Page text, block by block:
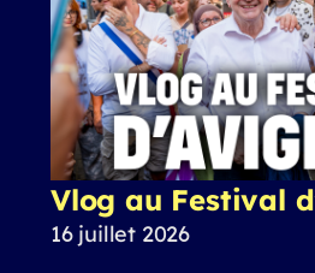
Vlog au Festival
16 juillet 2026